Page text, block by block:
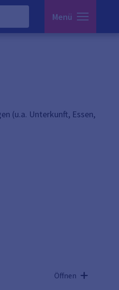
Menü
(u.a. Unterkunft, Essen,
Öffnen